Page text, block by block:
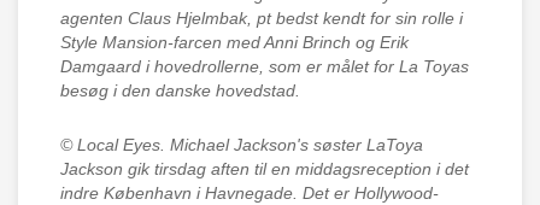
agenten Claus Hjelmbak, pt bedst kendt for sin rolle i
Style Mansion-farcen med Anni Brinch og Erik
Damgaard i hovedrollerne, som er målet for La Toyas
besøg i den danske hovedstad.
© Local Eyes. Michael Jackson's søster LaToya
Jackson gik tirsdag aften til en middagsreception i det
indre København i Havnegade. Det er Hollywood-